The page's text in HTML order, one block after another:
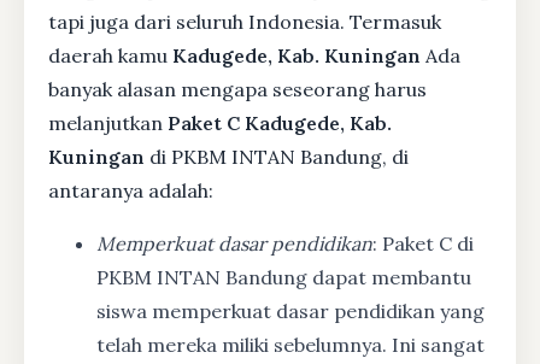
tapi juga dari seluruh Indonesia. Termasuk
daerah kamu Kadugede, Kab. Kuningan Ada
banyak alasan mengapa seseorang harus
melanjutkan Paket C Kadugede, Kab.
Kuningan di PKBM INTAN Bandung, di
antaranya adalah:
Memperkuat dasar pendidikan: Paket C di
PKBM INTAN Bandung dapat membantu
siswa memperkuat dasar pendidikan yang
telah mereka miliki sebelumnya. Ini sangat